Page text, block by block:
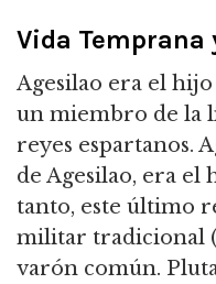
Vida Temprana
Agesilao era el
un miembro de la
reyes espartanos.
de Agesilao, era
tanto, este último
militar tradicional (
varón común.